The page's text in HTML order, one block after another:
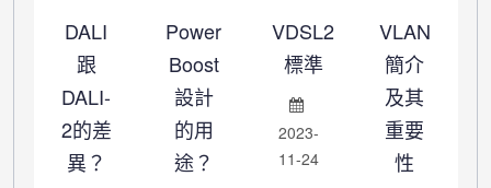
DALI
跟
DALI-
2的差
異？
Power
Boost
設計
的用
途？
VDSL2
標準
2023-
11-24
VLAN
簡介
及其
重要
性